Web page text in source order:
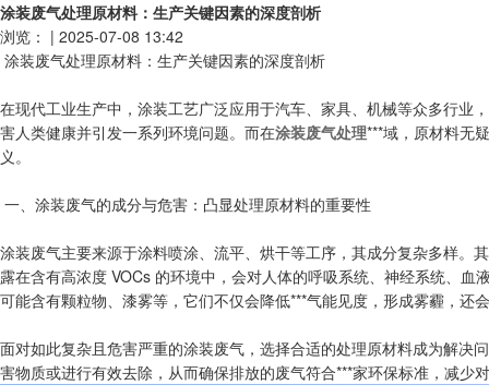
涂装废气处理原材料：生产关键因素的深度剖析
浏览： | 2025-07-08 13:42
涂装废气处理原材料：生产关键因素的深度剖析
在现代工业生产中，涂装工艺广泛应用于汽车、家具、机械等众多行业
害人类健康并引发一系列环境问题。而在涂装废气处理***域，原材料无
义。
一、涂装废气的成分与危害：凸显处理原材料的重要性
涂装废气主要来源于涂料喷涂、流平、烘干等工序，其成分复杂多样。
露在含有高浓度 VOCs 的环境中，会对人体的呼吸系统、神经系统、
可能含有颗粒物、漆雾等，它们不仅会降低***气能见度，形成雾霾，还
面对如此复杂且危害严重的涂装废气，选择合适的处理原材料成为解决
害物质或进行有效去除，从而确保排放的废气符合***家环保标准，减少